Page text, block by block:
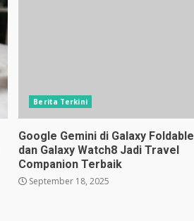
Berita Terkini
Google Gemini di Galaxy Foldable
dan Galaxy Watch8 Jadi Travel
Companion Terbaik
September 18, 2025